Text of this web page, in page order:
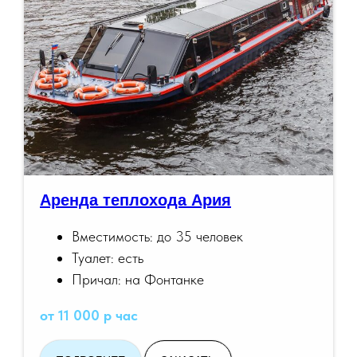
Аренда теплохода Ария
Вместимость: до 35 человек
Туалет: есть
Причал: на Фонтанке
от 11 000 р час